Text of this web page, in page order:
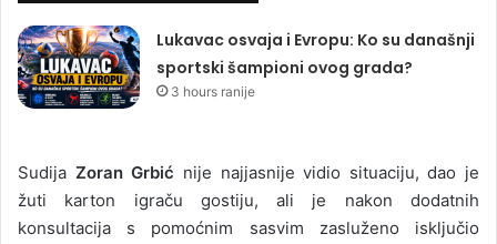
Lukavac osvaja i Evropu: Ko su današnji
sportski šampioni ovog grada?
3 hours ranije
Sudija Zoran Grbić nije najjasnije vidio situaciju, dao je
žuti karton igraču gostiju, ali je nakon dodatnih
konsultacija s pomoćnim sasvim zasluženo isključio